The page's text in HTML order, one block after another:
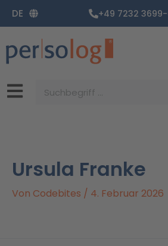
Inhalt
springen
DE +49 7232
Ursula Franke
Von Codebites / 4. Februar 2026